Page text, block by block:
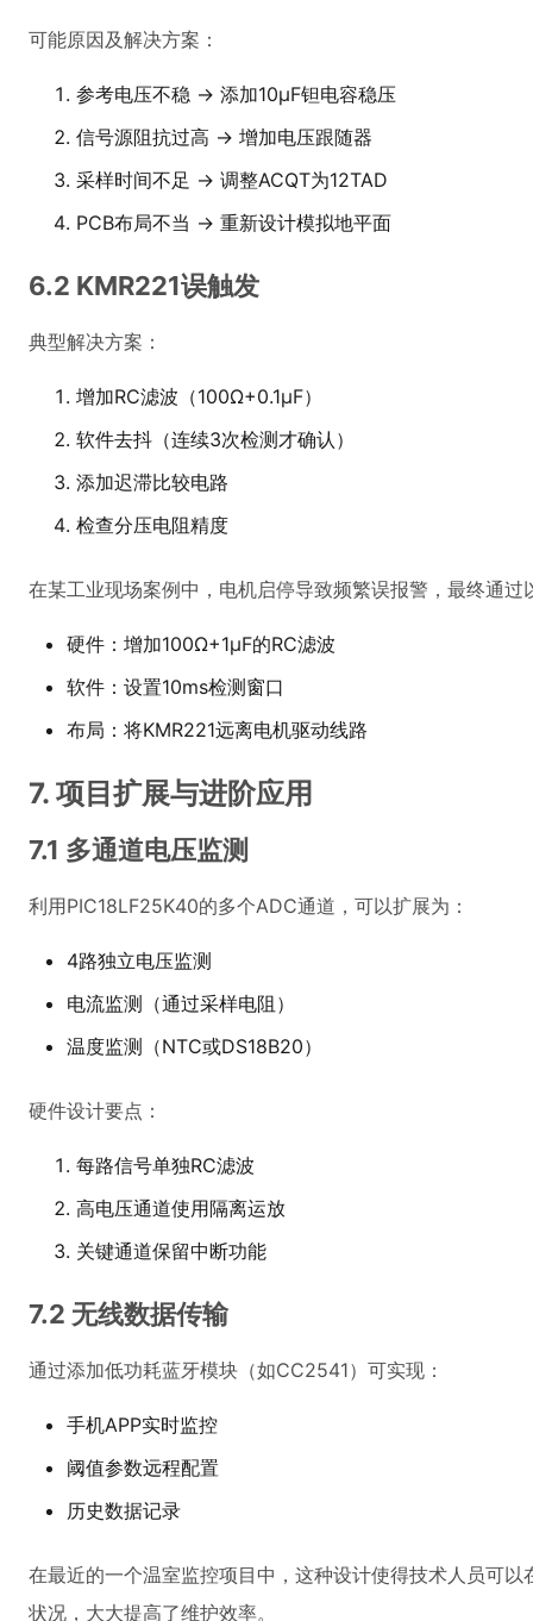
可能原因及解决方案：
参考电压不稳 → 添加10μF钽电容稳压
信号源阻抗过高 → 增加电压跟随器
采样时间不足 → 调整ACQT为12TAD
PCB布局不当 → 重新设计模拟地平面
6.2 KMR221误触发
典型解决方案：
增加RC滤波（100Ω+0.1μF）
软件去抖（连续3次检测才确认）
添加迟滞比较电路
检查分压电阻精度
在某工业现场案例中，电机启停导致频繁误报警，最终通过
硬件：增加100Ω+1μF的RC滤波
软件：设置10ms检测窗口
布局：将KMR221远离电机驱动线路
7. 项目扩展与进阶应用
7.1 多通道电压监测
利用PIC18LF25K40的多个ADC通道，可以扩展为：
4路独立电压监测
电流监测（通过采样电阻）
温度监测（NTC或DS18B20）
硬件设计要点：
每路信号单独RC滤波
高电压通道使用隔离运放
关键通道保留中断功能
7.2 无线数据传输
通过添加低功耗蓝牙模块（如CC2541）可实现：
手机APP实时监控
阈值参数远程配置
历史数据记录
在最近的一个温室监控项目中，这种设计使得技术人员可
状况，大大提高了维护效率。